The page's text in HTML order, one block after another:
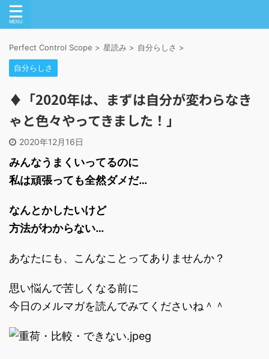
Perfect Control Scope > 星読み > 自分らしさ >
自分らしさ
♦「2020年は、まずは自分が変わらなき
ゃと色々やってきました！」
2020年12月16日
みんなうまくいってるのに
私は頑張っても全然ダメだ…
なんとかしたいけど
方法がわからない…
あなたにも、こんなことってありませんか？
思い悩んで苦しくなる前に
今日のメルマガを読んでみてくださいね＾＾